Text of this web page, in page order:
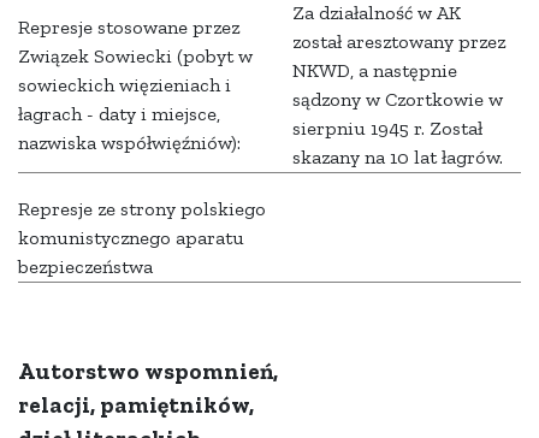
Represje stosowane przez
Związek Sowiecki (pobyt w
sowieckich więzieniach i
łagrach - daty i miejsce,
nazwiska współwięźniów):
Za działalność w AK
został aresztowany przez
NKWD, a następnie
sądzony w Czortkowie w
sierpniu 1945 r. Został
skazany na 10 lat łagrów.
Represje ze strony polskiego
komunistycznego aparatu
bezpieczeństwa
Autorstwo wspomnień,
relacji, pamiętników,